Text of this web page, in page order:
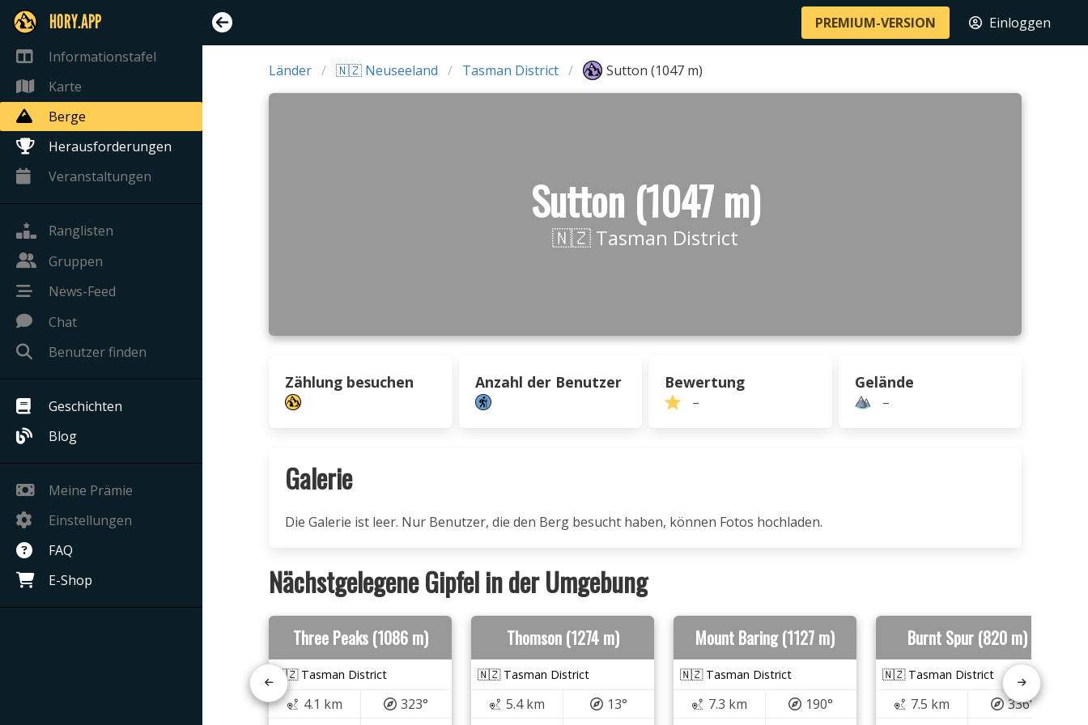
HORY.APP
Informationstafel
Karte
Berge
Herausforderungen
Veranstaltungen
Ranglisten
Gruppen
News-Feed
Chat
Benutzer finden
Geschichten
Blog
Meine Prämie
Einstellungen
FAQ
E-Shop
PREMIUM-VERSION Einloggen
Länder 🇳🇿 Neuseeland Tasman District Sutton (1047 m)
Sutton (1047 m)
🇳🇿 Tasman District
Zählung besuchen Anzahl der Benutzer Bewertung
–
Gelände
–
Galerie
Die Galerie ist leer. Nur Benutzer, die den Berg besucht haben, können Fotos hochladen.
Nächstgelegene Gipfel in der Umgebung
Three Peaks (1086 m)
🇳🇿 Tasman District
4.1 km
323°
Thomson (1274 m)
🇳🇿 Tasman District
5.4 km
13°
Mount Baring (1127 m)
🇳🇿 Tasman District
7.3 km
190°
Burnt Spur (820 m)
🇳🇿 Tasman District
7.5 km
336°